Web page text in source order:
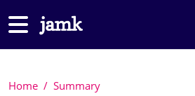
Side panel
Home Summary